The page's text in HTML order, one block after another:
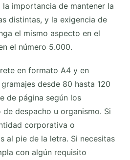
importancia de mantener la
distintas, y la exigencia de
el mismo aspecto en el
el número 5.000.
en formato A4 y en
desde 80 hasta 120
de página según los
despacho u organismo. Si
corporativa o
al pie de la letra. Si necesitas
con algún requisito